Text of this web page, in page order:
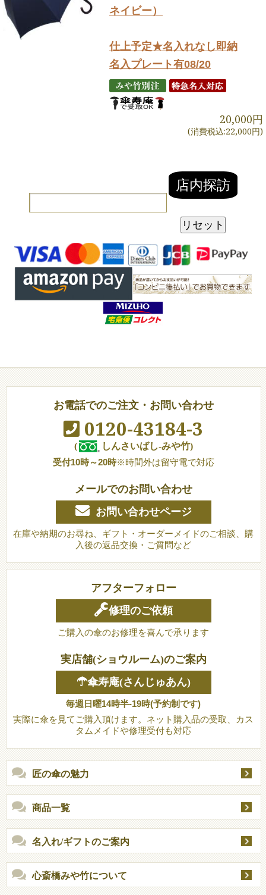
ネイビー）
仕上予定★名入れなし即納
名入プレート有08/20
20,000円
(消費税込:22,000円)
お電話でのご注文・お問い合わせ
0120-43184-3
(
しんさいばし-みや竹)
受付10時～20時※時間外は留守電で対応
メールでのお問い合わせ
お問い合わせページ
在庫や納期のお尋ね、ギフト・オーダーメイドのご相談、購
入後の返品交換・ご質問など
アフターフォロー
修理のご依頼
ご購入の傘のお修理を喜んで承ります
実店舗(ショウルーム)のご案内
☂傘寿庵(さんじゅあん)
毎週日曜14時半-19時(予約制です)
実際に傘を見てご購入頂けます。ネット購入品の受取、カス
タムメイドや修理受付も対応
匠の傘の魅力
商品一覧
名入れ/ギフトのご案内
心斎橋みや竹について